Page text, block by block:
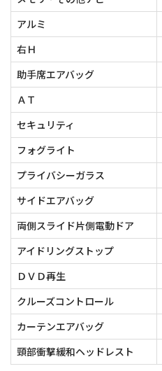
アルミ
右Ｈ
助手席エアバッグ
ＡＴ
セキュリティ
フォグライト
プライバシーガラス
サイドエアバッグ
両側スライド片側電動ドア
アイドリングストップ
ＤＶＤ再生
クルーズコントロール
カーテンエアバッグ
頸部衝撃緩和ヘッドレスト